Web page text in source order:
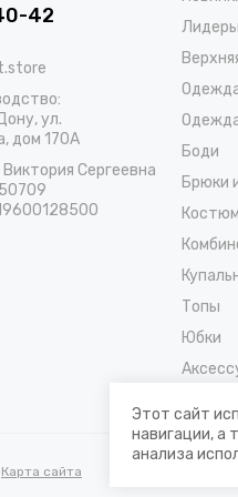
42
ул.
дом 170А
Сергеевна
Боди
Брюки
Топы
Юбки
Карта сайта
Этот сайт
навигации, а
анализа